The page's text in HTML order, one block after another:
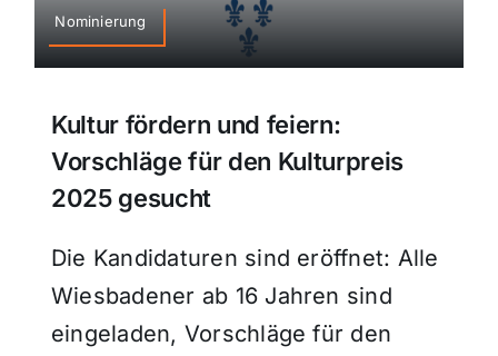
Nominierung
Kultur fördern und feiern:
Vorschläge für den Kulturpreis
2025 gesucht
Die Kandidaturen sind eröffnet: Alle
Wiesbadener ab 16 Jahren sind
eingeladen, Vorschläge für den